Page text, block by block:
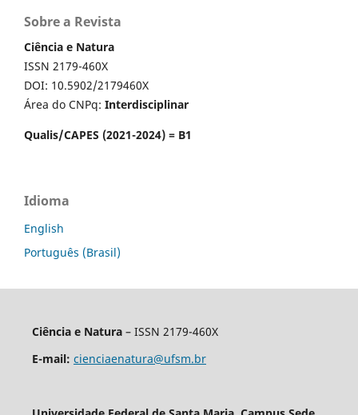
Sobre a Revista
Ciência e Natura
ISSN 2179-460X
DOI: 10.5902/2179460X
Área do CNPq: Interdisciplinar
Qualis/CAPES (2021-2024) = B1
Idioma
English
Português (Brasil)
Ciência e Natura – ISSN 2179-460X
E-mail: cienciaenatura@ufsm.br